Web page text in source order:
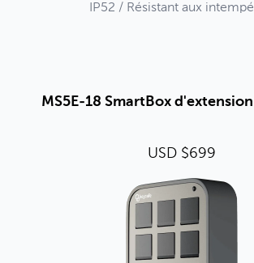
IP52 / Résistant aux
MS5E-18 SmartBox
USD $699